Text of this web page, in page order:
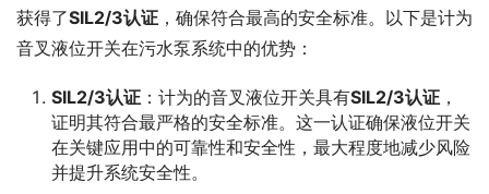
获得了SIL2/3认证 ，确保符合最高的安全标准。以下是计为
音叉液位开关在污水泵系统中的优势：
SIL2/3认证 ：计为的音叉液位开关具有SIL2/3认证 ，
证明其符合最严格的安全标准。这一认证确保液位开关
在关键应用中的可靠性和安全性，最大程度地减少风险
并提升系统安全性。